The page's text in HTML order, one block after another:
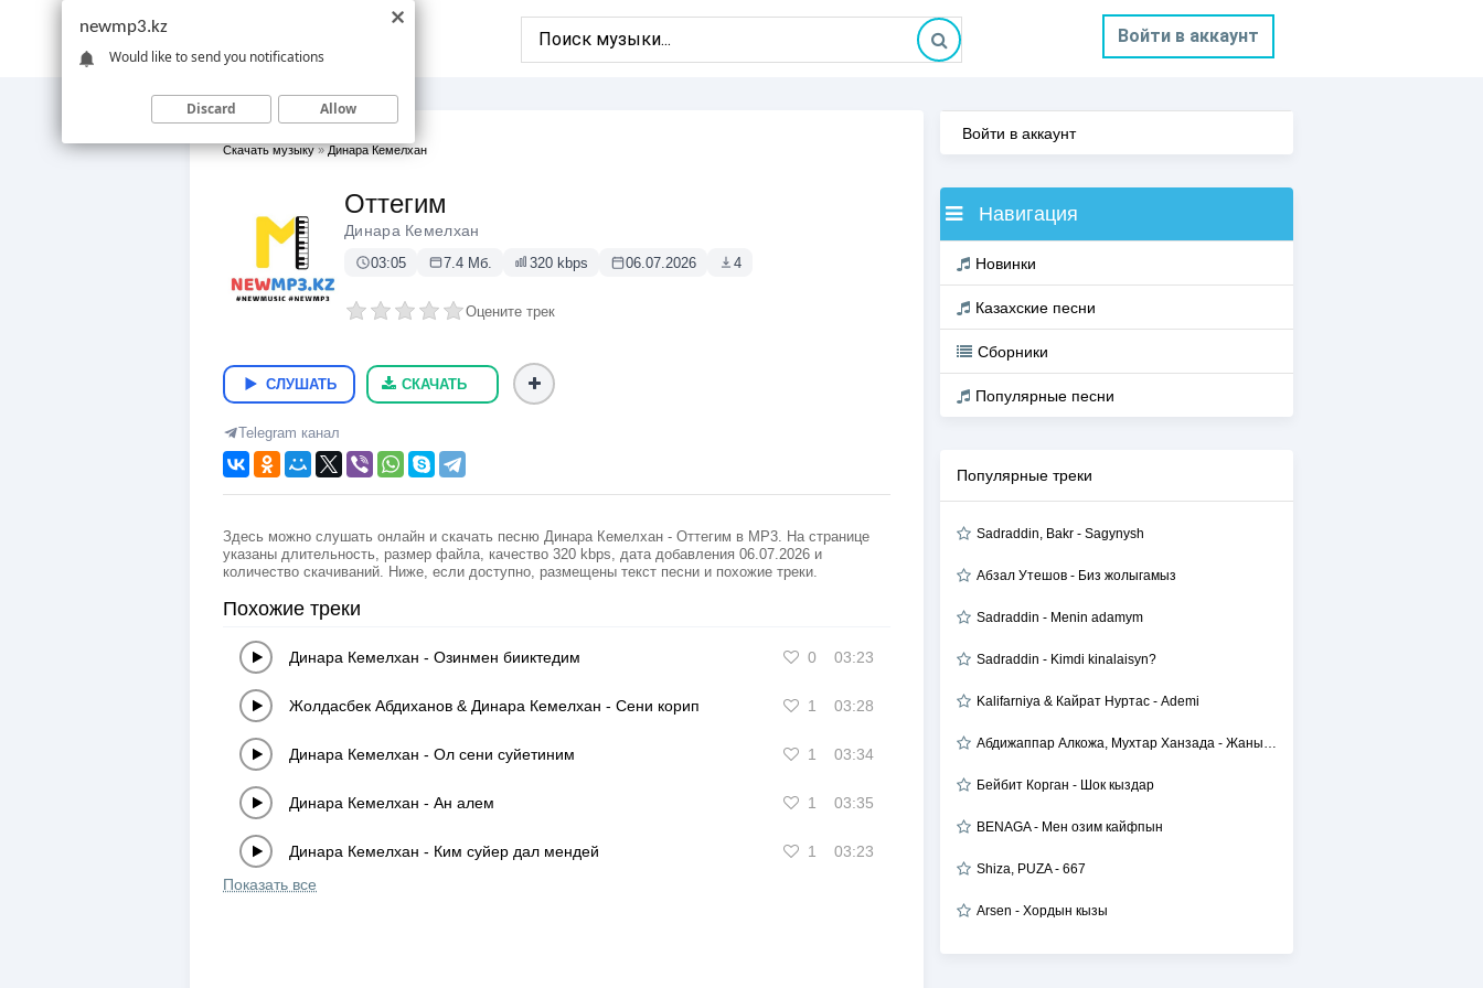
Войти в аккаунт
Скачать музыку »Динара Кемелхан
Оттегим
Динара Кемелхан
03:05 7.4 Мб. 320 kbps 06.07.2026 4
Оцените трек
СЛУШАТЬ СКАЧАТЬ
Telegram канал
Здесь можно слушать онлайн и скачать песню Динара Кемелхан - Оттегим в MP3. На странице
указаны длительность, размер файла, качество 320 kbps, дата добавления 06.07.2026 и
количество скачиваний. Ниже, если доступно, размещены текст песни и похожие треки.
Похожие треки
Динара Кемелхан - Озинмен бииктедим 0 03:23
Жолдасбек Абдиханов & Динара Кемелхан - Сени корип 1 03:28
Динара Кемелхан - Ол сени суйетиним 1 03:34
Динара Кемелхан - Ан алем 1 03:35
Динара Кемелхан - Ким суйер дал мендей 1
03:23
Показать все
Войти в аккаунт
Навигация
Новинки
Казахские песни
Сборники
Популярные песни
Популярные треки
Sadraddin, Bakr - Sagynysh
Абзал Утешов - Биз жолыгамыз
Sadraddin - Menin adamym
Sadraddin - Kimdi kinalaisyn?
Kalifarniya & Кайрат Нуртас - Ademi
Абдижаппар Алкожа, Мухтар Ханзада - Жаным сол
Бейбит Корган - Шок кыздар
BENAGA - Мен озим кайфпын
Shiza, PUZA - 667
Arsen - Хордын кызы
newmp3.kz
Would like to send you notifications
Discard Allow